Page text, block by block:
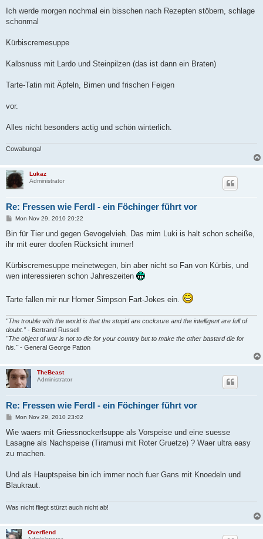
Ich werde morgen nochmal ein bisschen nach Rezepten stöbern, schlage
schonmal
Kürbiscremesuppe
Kalbsnuss mit Lardo und Steinpilzen (das ist dann ein Braten)
Tarte-Tatin mit Äpfeln, Birnen und frischen Feigen
vor.
Alles nicht besonders actig und schön winterlich.
Cowabunga!
Lukaz
Administrator
Re: Fressen wie Ferdl - ein Föchinger führt vor
P
s
Mon Nov 29, 2010 20:22
Bin für Tier und gegen Gevogelvieh. Das mim Luki is halt schon scheiße,
ihr mit eurer doofen Rücksicht immer!
Kürbiscremesuppe meinetwegen, bin aber nicht so Fan von Kürbis, und
wen interessieren schon Jahreszeiten
Tarte fallen mir nur Homer Simpson Fart-Jokes ein.
"The trouble with the world is that the stupid are cocksure and the intelligent are full of
doubt."- Bertrand Russell
"The object of war is not to die for your country but to make the other bastard die for
his."- General George Patton
TheBeast
Administrator
Re: Fressen wie Ferdl - ein Föchinger führt vor
P
s
Mon Nov 29, 2010 23:02
Wie waers mit Griessnockerlsuppe als Vorspeise und eine suesse
Lasagne als Nachspeise (Tiramusi mit Roter Gruetze) ? Waer ultra easy
zu machen.
Und als Hauptspeise bin ich immer noch fuer Gans mit Knoedeln und
Blaukraut.
Was nicht fliegt stürzt auch nicht ab!
Overfiend